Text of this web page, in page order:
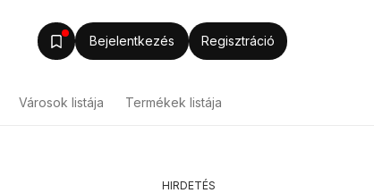
Bejelentkezés Regisztráció
Városok listája Termékek listája
HIRDETÉS